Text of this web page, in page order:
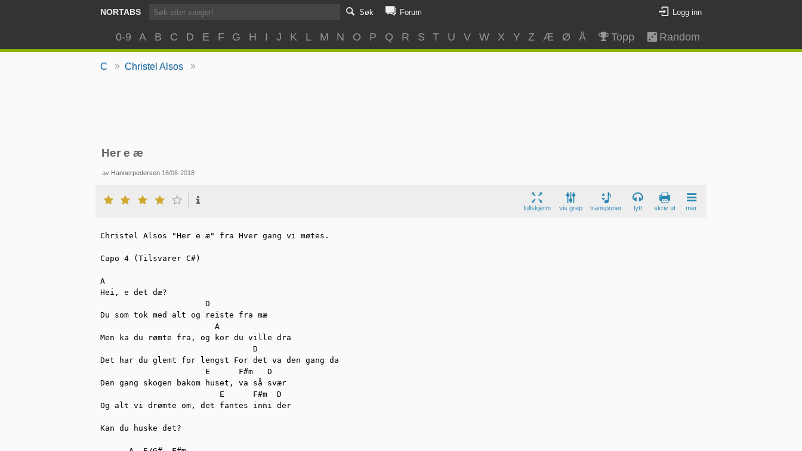
NORTABS Søk Forum Logg inn
0-9 A B C D E F G H I J K L M N O P Q R S T U V W X Y Z Æ Ø Å Topp Random
C » Christel Alsos »
Her e æ
av Hannerpedersen 16/06-2018
fullskjerm vis grep transponer lytt skriv ut mer
Christel Alsos "Her e æ" fra Hver gang vi møtes.
Capo 4 (Tilsvarer C#)
A
Hei, e det dæ?
Du som tok med alt og reiste fra mæ
Men ka du rømte fra, og kor du ville dra
Det har du glemt for lengst For det va den gang da
                      E      F#m   D
Den gang skogen bakom huset, va så svær
Og alt vi drømte om, det fantes inni der
Kan du huske det?